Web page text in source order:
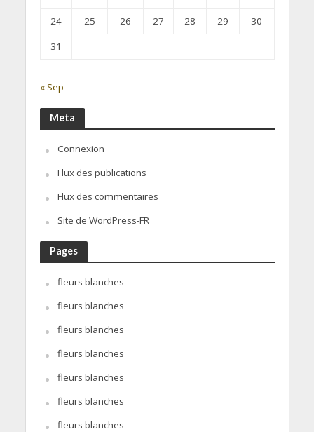
24
25 26 27 28 29
30
31
« Sep
Meta
Connexion
Flux des publications
Flux des commentaires
Site de WordPress-FR
Pages
fleurs blanches
fleurs blanches
fleurs blanches
fleurs blanches
fleurs blanches
fleurs blanches
fleurs blanches